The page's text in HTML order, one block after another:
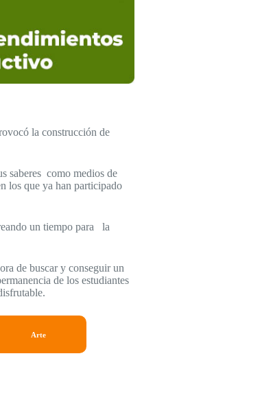
la construcción de
saberes como medios de
los que ya han participado
un tiempo para la
de buscar y conseguir un
de los estudiantes
Arte